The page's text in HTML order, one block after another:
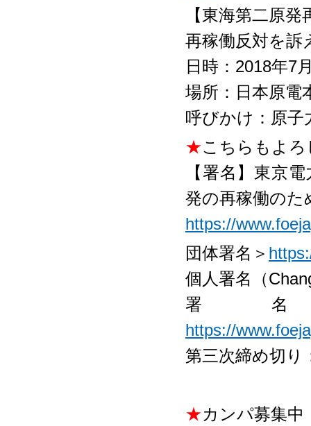
【東海第二原
再稼働反対を訴
日時：2018年7
場所：日本原電
呼びかけ：原子
★こちらもよ
【署名】東京
発の再稼働の
https://
団体署名＞
個人署名（
署名
https://
第三次締め切り
★カンパ募集